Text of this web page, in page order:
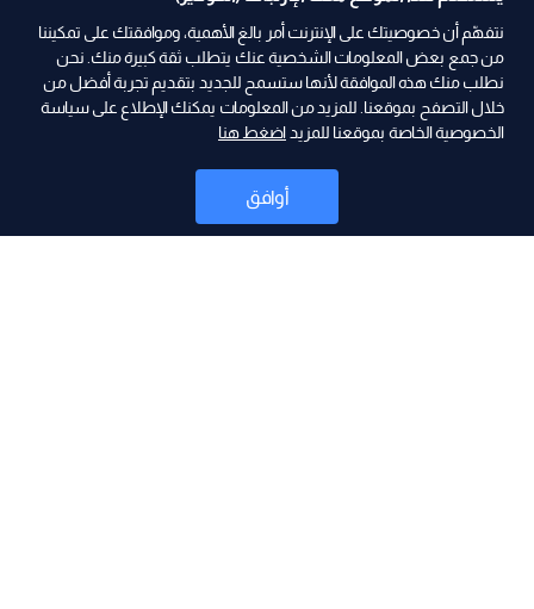
2026-07-29
بعد لقائه نتنياهو.. أول تعليق لترامب!
نتفهّم أن خصوصيتك على الإنترنت أمر بالغ الأهمية، وموافقتك على تمكيننا
من جمع بعض المعلومات الشخصية عنك يتطلب ثقة كبيرة منك. نحن
نطلب منك هذه الموافقة لأنها ستسمح للجديد بتقديم تجربة أفضل من
خلال التصفح بموقعنا. للمزيد من المعلومات يمكنك الإطلاع على سياسة
الخصوصية الخاصة بموقعنا للمزيد اضغط هنا
أوافق